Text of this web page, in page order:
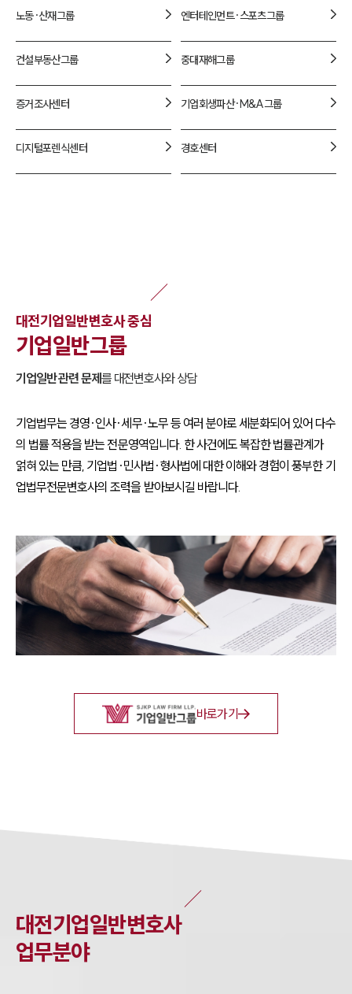
노동·산재그룹 엔터테인먼트·스포츠그룹
건설부동산그룹 중대재해그룹
증거조사센터 기업회생파산·M&A그룹
디지털포렌식센터 경호센터
대전기업일반변호사 중심
기업일반그룹
기업일반관련 문제를 대전변호사와 상담
기업법무는 경영·인사·세무·노무 등 여러 분야로 세분화되어 있어 다수
의 법률 적용을 받는 전문영역입니다. 한 사건에도 복잡한 법률관계가
얽혀 있는 만큼, 기업법·민사법·형사법에 대한 이해와 경험이 풍부한 기
업법무전문변호사의 조력을 받아보시길 바랍니다.
바로가기
대전기업일반변호사
업무분야